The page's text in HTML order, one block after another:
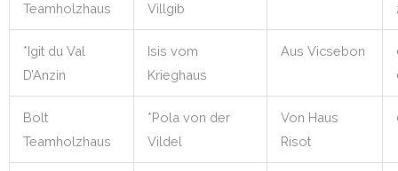
Teamholzhaus
Villgib
*Igit du Val
D’Anzin
Isis vom
Krieghaus
Aus Vicsebon
Bolt
Teamholzhaus
*Pola von der
Vildel
Von Haus
Risot